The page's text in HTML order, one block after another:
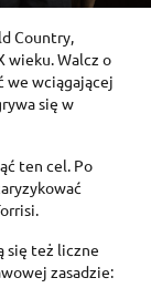
Country,
wieku. Walcz o
we wciągającej
się w
ten cel. Po
się też liczne
zasadzie: